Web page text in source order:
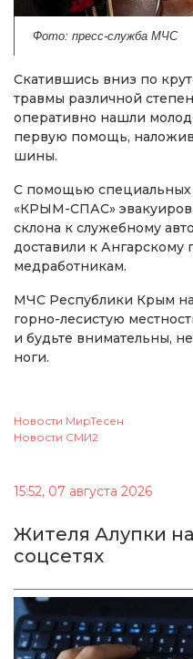
Фото: пресс-служба МЧС
Скатившись вниз по
травмы различной
оперативно нашли
первую помощь,
шины.
С помощью специальных
«КРЫМ-СПАС»
склона к служебному
доставили к Ангарскому
медработникам.
МЧС Республики Крым
горно-лесистую
и будьте внимательны,
ноги.
Новости МирТесен
Новости СМИ2
15:52, 07 августа 2026
Жителя Алупки
соцсетях